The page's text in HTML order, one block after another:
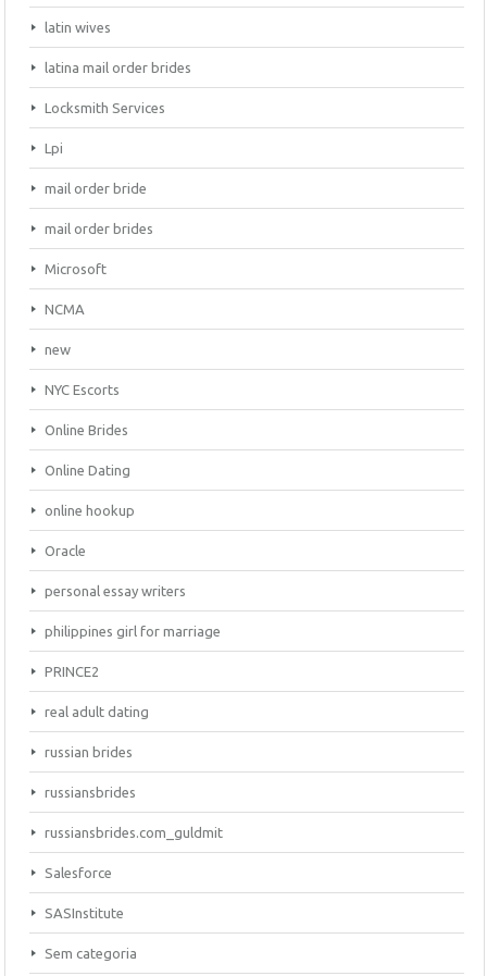
latin wives
latina mail order brides
Locksmith Services
Lpi
mail order bride
mail order brides
Microsoft
NCMA
new
NYC Escorts
Online Brides
Online Dating
online hookup
Oracle
personal essay writers
philippines girl for marriage
PRINCE2
real adult dating
russian brides
russiansbrides
russiansbrides.com_guldmit
Salesforce
SASInstitute
Sem categoria